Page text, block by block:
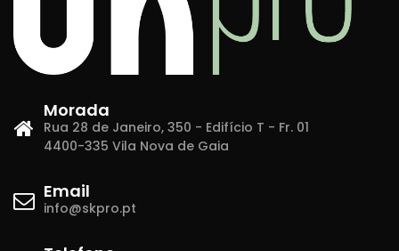
Morada
Rua 28 de Janeiro, 350 - Edifício T - Fr. 01
4400-335 Vila Nova de Gaia
Email
info@skpro.pt